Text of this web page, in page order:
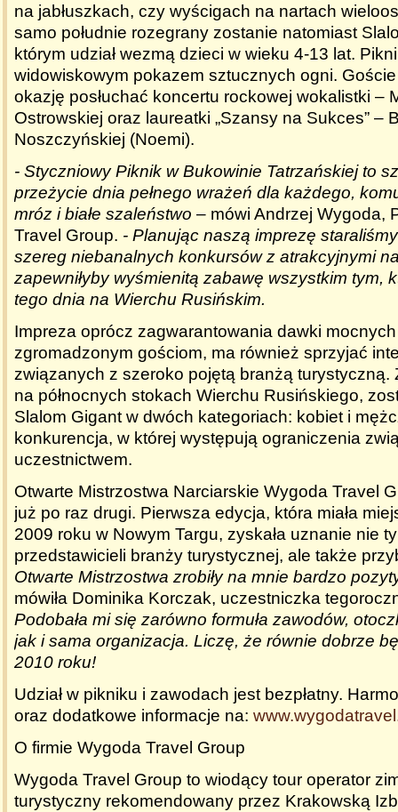
na jabłuszkach, czy wyścigach na nartach
samo południe rozegrany zostanie natomiast
którym udział wezmą dzieci w wieku 4-13 lat.
widowiskowym pokazem sztucznych ogni.
okazję posłuchać koncertu rockowej wokalistki –
Ostrowskiej oraz laureatki „Szansy na Sukces” –
Noszczyńskiej (Noemi).
- Styczniowy Piknik w Bukowinie Tatrzańskiej to
przeżycie dnia pełnego wrażeń dla każdego,
mróz i białe szaleństwo – mówi Andrzej Wygoda,
Travel Group. - Planując naszą imprezę
szereg niebanalnych konkursów z atrakcyjnymi
zapewniłyby wyśmienitą zabawę wszystkim tym,
tego dnia na Wierchu Rusińskim.
Impreza oprócz zagwarantowania dawki
zgromadzonym gościom, ma również sprzyjać
związanych z szeroko pojętą branżą turystyczną.
na północnych stokach Wierchu Rusińskiego,
Slalom Gigant w dwóch kategoriach: kobiet i
konkurencja, w której występują ograniczenia
uczestnictwem.
Otwarte Mistrzostwa Narciarskie Wygoda Travel
już po raz drugi. Pierwsza edycja, która miała
2009 roku w Nowym Targu, zyskała uznanie nie
przedstawicieli branży turystycznej, ale także
Otwarte Mistrzostwa zrobiły na mnie bardzo
mówiła Dominika Korczak, uczestniczka
Podobała mi się zarówno formuła zawodów,
jak i sama organizacja. Liczę, że równie dobrze
2010 roku!
Udział w pikniku i zawodach jest bezpłatny.
oraz dodatkowe informacje na:
O firmie Wygoda Travel Group
Wygoda Travel Group to wiodący tour operator
turystyczny rekomendowany przez Krakowską